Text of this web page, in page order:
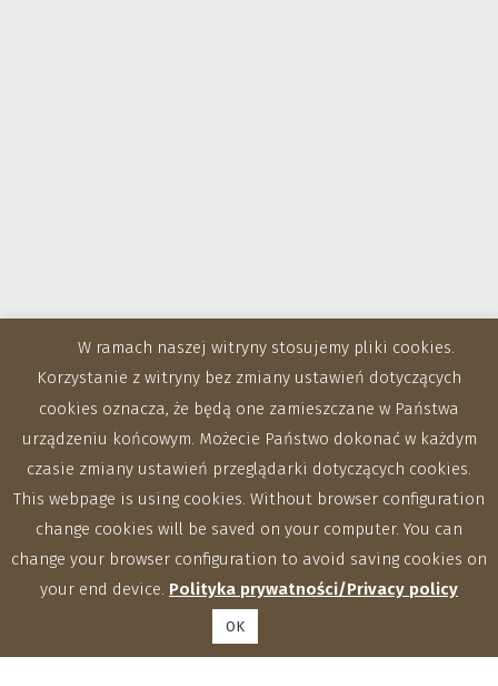
Zakłady
W ramach naszej witryny stosujemy pliki cookies.
Korzystanie z witryny bez zmiany ustawień dotyczących
cookies oznacza, że będą one zamieszczane w Państwa
urządzeniu końcowym. Możecie Państwo dokonać w każdym
czasie zmiany ustawień przeglądarki dotyczących cookies.
This webpage is using cookies. Without browser configuration
change cookies will be saved on your computer. You can
change your browser configuration to avoid saving cookies on
your end device. Polityka prywatności/Privacy policy
OK